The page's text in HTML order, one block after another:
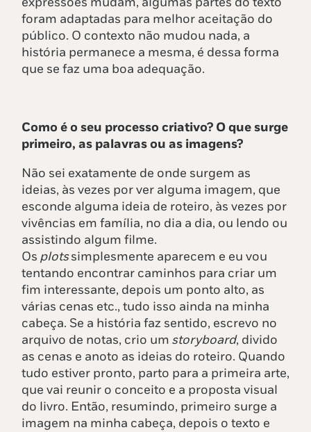
foram adaptadas para melhor aceitação do
público. O contexto não mudou nada, a
história permanece a mesma, é dessa forma
que se faz uma boa adequação.
Como é o seu processo criativo? O que surge
primeiro, as palavras ou as imagens?
Não sei exatamente de onde surgem as
ideias, às vezes por ver alguma imagem, que
esconde alguma ideia de roteiro, às vezes por
vivências em família, no dia a dia, ou lendo ou
assistindo algum filme.
Os plotssimplesmente aparecem e eu vou
tentando encontrar caminhos para criar um
fim interessante, depois um ponto alto, as
várias cenas etc., tudo isso ainda na minha
cabeça. Se a história faz sentido, escrevo no
arquivo de notas, crio um storyboard, divido
as cenas e anoto as ideias do roteiro. Quando
tudo estiver pronto, parto para a primeira arte,
que vai reunir o conceito e a proposta visual
do livro. Então, resumindo, primeiro surge a
imagem na minha cabeça, depois o texto e